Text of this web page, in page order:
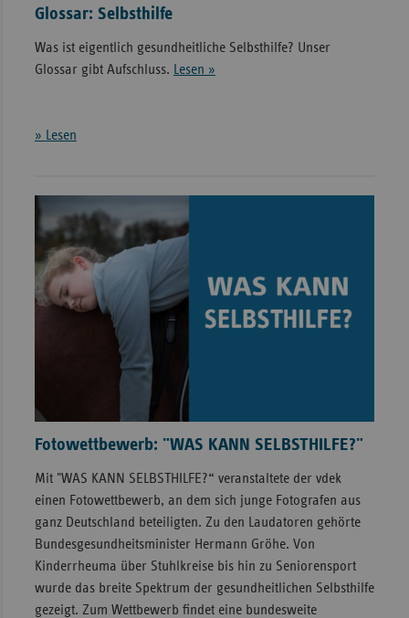
Glossar: Selbsthilfe
Was ist eigentlich gesundheitliche Selbsthilfe? Unser
Glossar gibt Aufschluss. Lesen »
» Lesen
Fotowettbewerb: "WAS KANN SELBSTHILFE?"
Mit "WAS KANN SELBSTHILFE?“ veranstaltete der vdek
einen Fotowettbewerb, an dem sich junge Fotografen aus
ganz Deutschland beteiligten. Zu den Laudatoren gehörte
Bundesgesundheitsminister Hermann Gröhe. Von
Kinderrheuma über Stuhlkreise bis hin zu Seniorensport
wurde das breite Spektrum der gesundheitlichen Selbsthilfe
gezeigt. Zum Wettbewerb findet eine bundesweite